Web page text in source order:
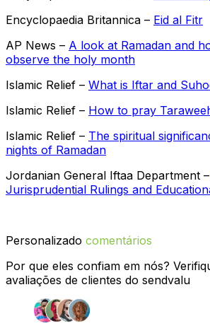
Encyclopaedia Britannica – Eid al Fitr
AP News – A look at Ramadan and
observe the holy month
Islamic Relief – What is Iftar and
Islamic Relief – How to pray
Islamic Relief – The spiritual
nights of Ramadan
Jordanian General Iftaa Department –
Jurisprudential Rulings and
Personalizado comentários
Por que eles confiam em nós?
avaliações de clientes do sendvalu